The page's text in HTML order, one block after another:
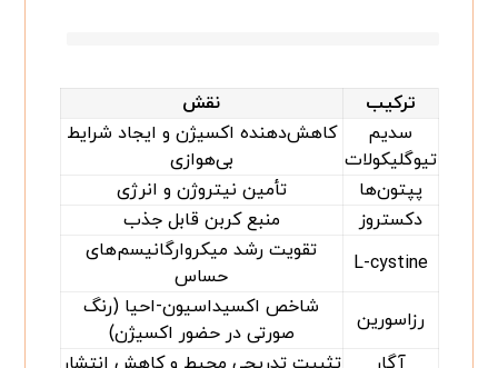
ترکیب
نقش
سدیم
تیوگلیکولات
کاهش‌دهنده اکسیژن و ایجاد شرایط
بی‌هوازی
پپتون‌ها
تأمین نیتروژن و انرژی
دکستروز
منبع کربن قابل جذب
L-cystine
تقویت رشد میکروارگانیسم‌های
حساس
رزاسورین
شاخص اکسیداسیون-احیا (رنگ
صورتی در حضور اکسیژن)